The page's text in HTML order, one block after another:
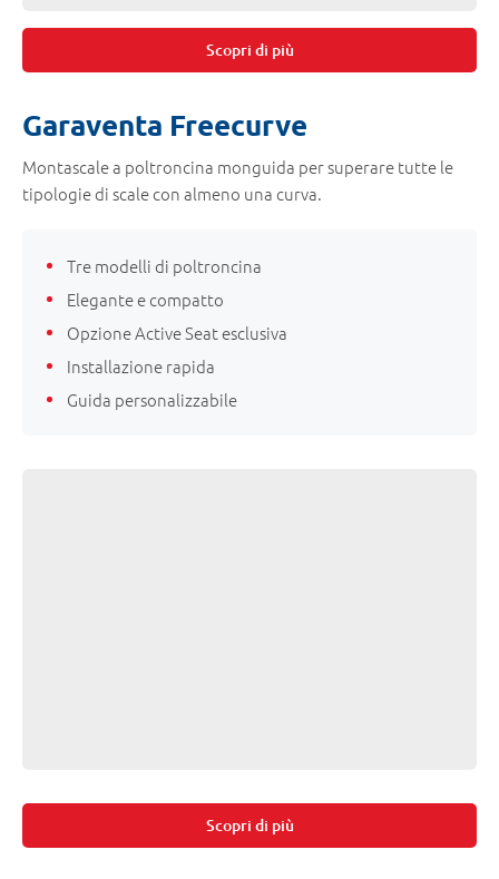
Scopri di più
Garaventa Freecurve
Montascale a poltroncina monguida per superare tutte le
tipologie di scale con almeno una curva.
Tre modelli di poltroncina
Elegante e compatto
Opzione Active Seat esclusiva
Installazione rapida
Guida personalizzabile
Scopri di più